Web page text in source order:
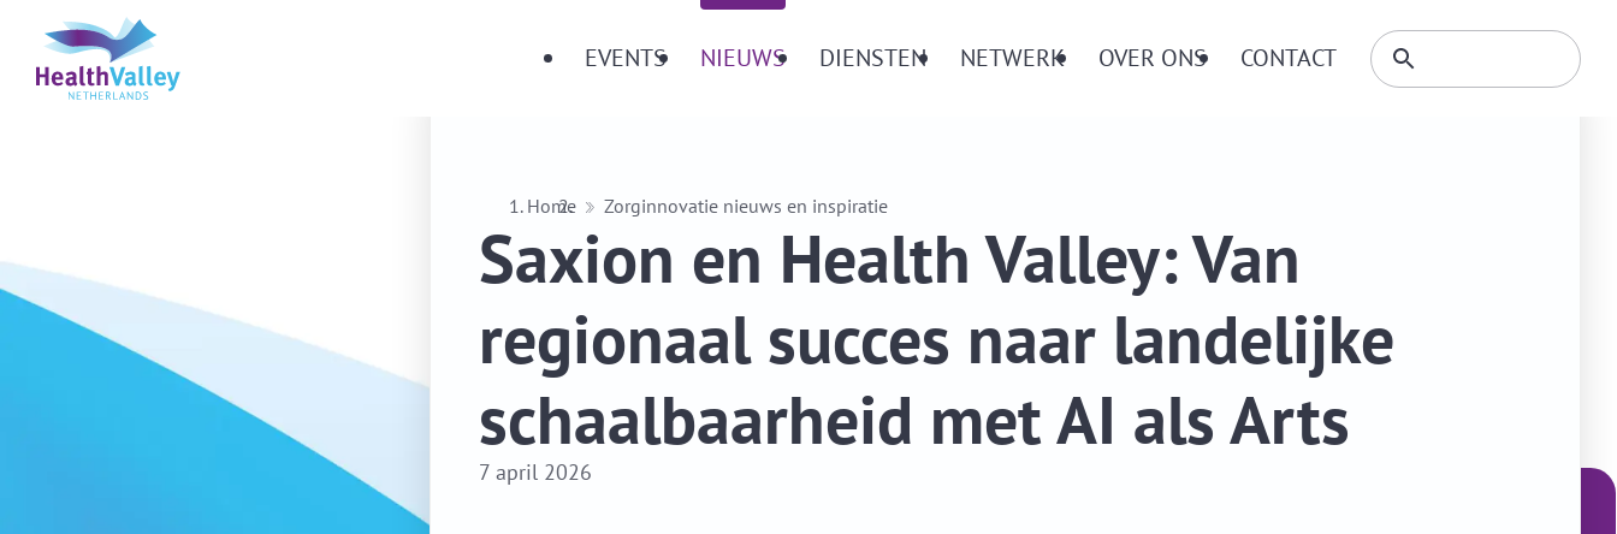
Menu
EVENTS NIEUWS DIENSTEN NETWERK OVER ONS CONTACT
Zoeken
binnenZoeken
Home Zorginnovatie nieuws en inspiratie
Saxion en Health Valley: Van
regionaal succes naar landelijke
schaalbaarheid met AI als Arts
7 april 2026